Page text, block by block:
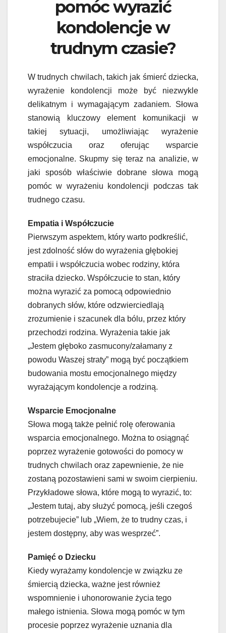
pomóc wyrazić
kondolencje w
trudnym czasie?
W trudnych chwilach, takich jak śmierć dziecka,
wyrażenie kondolencji może być niezwykle
delikatnym i wymagającym zadaniem. Słowa
stanowią kluczowy element komunikacji w
takiej sytuacji, umożliwiając wyrażenie
współczucia oraz oferując wsparcie
emocjonalne. Skupmy się teraz na analizie, w
jaki sposób właściwie dobrane słowa mogą
pomóc w wyrażeniu kondolencji podczas tak
trudnego czasu.
Empatia i Współczucie
Pierwszym aspektem, który warto podkreślić,
jest zdolność słów do wyrażenia głębokiej
empatii i współczucia wobec rodziny, która
straciła dziecko. Współczucie to stan, który
można wyrazić za pomocą odpowiednio
dobranych słów, które odzwierciedlają
zrozumienie i szacunek dla bólu, przez który
przechodzi rodzina. Wyrażenia takie jak
„Jestem głęboko zasmucony/załamany z
powodu Waszej straty” mogą być początkiem
budowania mostu emocjonalnego między
wyrażającym kondolencje a rodziną.
Wsparcie Emocjonalne
Słowa mogą także pełnić rolę oferowania
wsparcia emocjonalnego. Można to osiągnąć
poprzez wyrażenie gotowości do pomocy w
trudnych chwilach oraz zapewnienie, że nie
zostaną pozostawieni sami w swoim cierpieniu.
Przykładowe słowa, które mogą to wyrazić, to:
„Jestem tutaj, aby służyć pomocą, jeśli czegoś
potrzebujecie” lub „Wiem, że to trudny czas, i
jestem dostępny, aby was wesprzeć”.
Pamięć o Dziecku
Kiedy wyrażamy kondolencje w związku ze
śmiercią dziecka, ważne jest również
wspomnienie i uhonorowanie życia tego
małego istnienia. Słowa mogą pomóc w tym
procesie poprzez wyrażenie uznania dla